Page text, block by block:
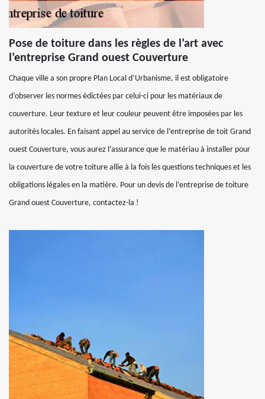
Pose de toiture dans les règles de l’art avec
l’entreprise Grand ouest Couverture
Chaque ville a son propre Plan Local d’Urbanisme, il est obligatoire
d’observer les normes édictées par celui-ci pour les matériaux de
couverture. Leur texture et leur couleur peuvent être imposées par les
autorités locales. En faisant appel au service de l’entreprise de toit Grand
ouest Couverture, vous aurez l’assurance que le matériau à installer pour
la couverture de votre toiture allie à la fois les questions techniques et les
obligations légales en la matière. Pour un devis de l’entreprise de toiture
Grand ouest Couverture, contactez-la !